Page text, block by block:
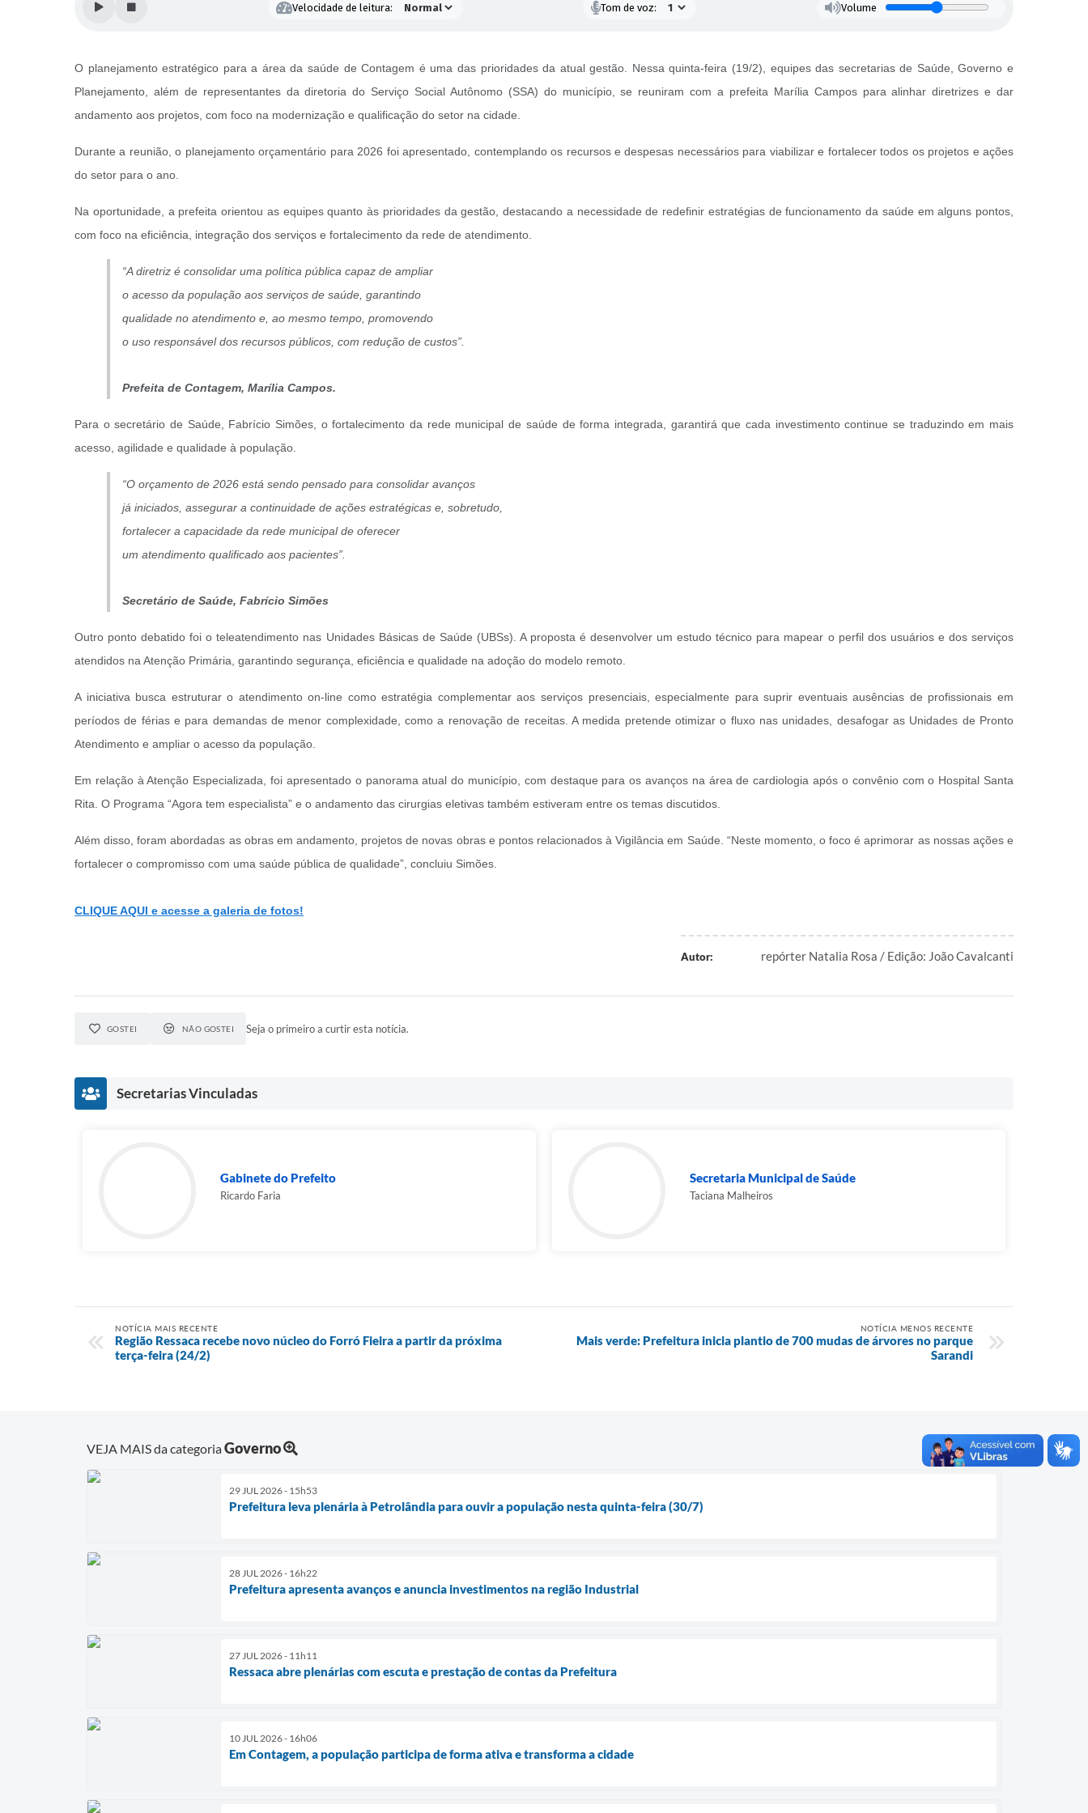
Velocidade de leitura: Tom de voz: Volume
O planejamento estratégico para a área da saúde de Contagem é uma das prioridades da atual gestão. Nessa quinta-feira (19/2), equipes das secretarias de Saúde, Governo e
Planejamento, além de representantes da diretoria do Serviço Social Autônomo (SSA) do município, se reuniram com a prefeita Marília Campos para alinhar diretrizes e dar
andamento aos projetos, com foco na modernização e qualificação do setor na cidade.
Durante a reunião, o planejamento orçamentário para 2026 foi apresentado, contemplando os recursos e despesas necessários para viabilizar e fortalecer todos os projetos e ações
do setor para o ano.
Na oportunidade, a prefeita orientou as equipes quanto às prioridades da gestão, destacando a necessidade de redefinir estratégias de funcionamento da saúde em alguns pontos,
com foco na eficiência, integração dos serviços e fortalecimento da rede de atendimento.
“A diretriz é consolidar uma política pública capaz de ampliar
o acesso da população aos serviços de saúde, garantindo
qualidade no atendimento e, ao mesmo tempo, promovendo
o uso responsável dos recursos públicos, com redução de custos”.
Prefeita de Contagem, Marília Campos.
Para o secretário de Saúde, Fabrício Simões, o fortalecimento da rede municipal de saúde de forma integrada, garantirá que cada investimento continue se traduzindo em mais
acesso, agilidade e qualidade à população.
“O orçamento de 2026 está sendo pensado para consolidar avanços
já iniciados, assegurar a continuidade de ações estratégicas e, sobretudo,
fortalecer a capacidade da rede municipal de oferecer
um atendimento qualificado aos pacientes”.
Secretário de Saúde, Fabrício Simões
Outro ponto debatido foi o teleatendimento nas Unidades Básicas de Saúde (UBSs). A proposta é desenvolver um estudo técnico para mapear o perfil dos usuários e dos serviços
atendidos na Atenção Primária, garantindo segurança, eficiência e qualidade na adoção do modelo remoto.
A iniciativa busca estruturar o atendimento on-line como estratégia complementar aos serviços presenciais, especialmente para suprir eventuais ausências de profissionais em
períodos de férias e para demandas de menor complexidade, como a renovação de receitas. A medida pretende otimizar o fluxo nas unidades, desafogar as Unidades de Pronto
Atendimento e ampliar o acesso da população.
Em relação à Atenção Especializada, foi apresentado o panorama atual do município, com destaque para os avanços na área de cardiologia após o convênio com o Hospital Santa
Rita. O Programa “Agora tem especialista” e o andamento das cirurgias eletivas também estiveram entre os temas discutidos.
Além disso, foram abordadas as obras em andamento, projetos de novas obras e pontos relacionados à Vigilância em Saúde. “Neste momento, o foco é aprimorar as nossas ações e
fortalecer o compromisso com uma saúde pública de qualidade”, concluiu Simões.
CLIQUE AQUI e acesse a galeria de fotos!
Autor: repórter Natalia Rosa / Edição: João Cavalcanti
GOSTEI NÃO GOSTEI Seja o primeiro a curtir esta notícia.
Secretarias Vinculadas
Gabinete do Prefeito
Ricardo Faria
Secretaria Municipal de Saúde
Taciana Malheiros
NOTÍCIA MAIS RECENTE
Região Ressaca recebe novo núcleo do Forró Fieira a partir da próxima
terça-feira (24/2)
NOTÍCIA MENOS RECENTE
Mais verde: Prefeitura inicia plantio de 700 mudas de árvores no parque
Sarandi
VEJA MAIS da categoriaGoverno
29 JUL 2026 - 15h53
Prefeitura leva plenária à Petrolândia para ouvir a população nesta quinta-feira (30/7)
28 JUL 2026 - 16h22
Prefeitura apresenta avanços e anuncia investimentos na região Industrial
27 JUL 2026 - 11h11
Ressaca abre plenárias com escuta e prestação de contas da Prefeitura
10 JUL 2026 - 16h06
Em Contagem, a população participa de forma ativa e transforma a cidade